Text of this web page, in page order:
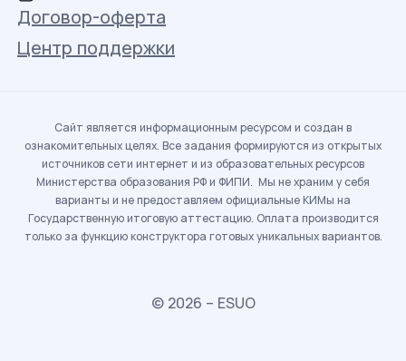
Договор-оферта
Центр поддержки
Сайт является информационным ресурсом и создан в
ознакомительных целях. Все задания формируются из открытых
источников сети интернет и из образовательных ресурсов
Министерства образования РФ и ФИПИ. Мы не храним у себя
варианты и не предоставляем официальные КИМы на
Государственную итоговую аттестацию. Оплата производится
только за функцию конструктора готовых уникальных вариантов.
© 2026 – ESUO